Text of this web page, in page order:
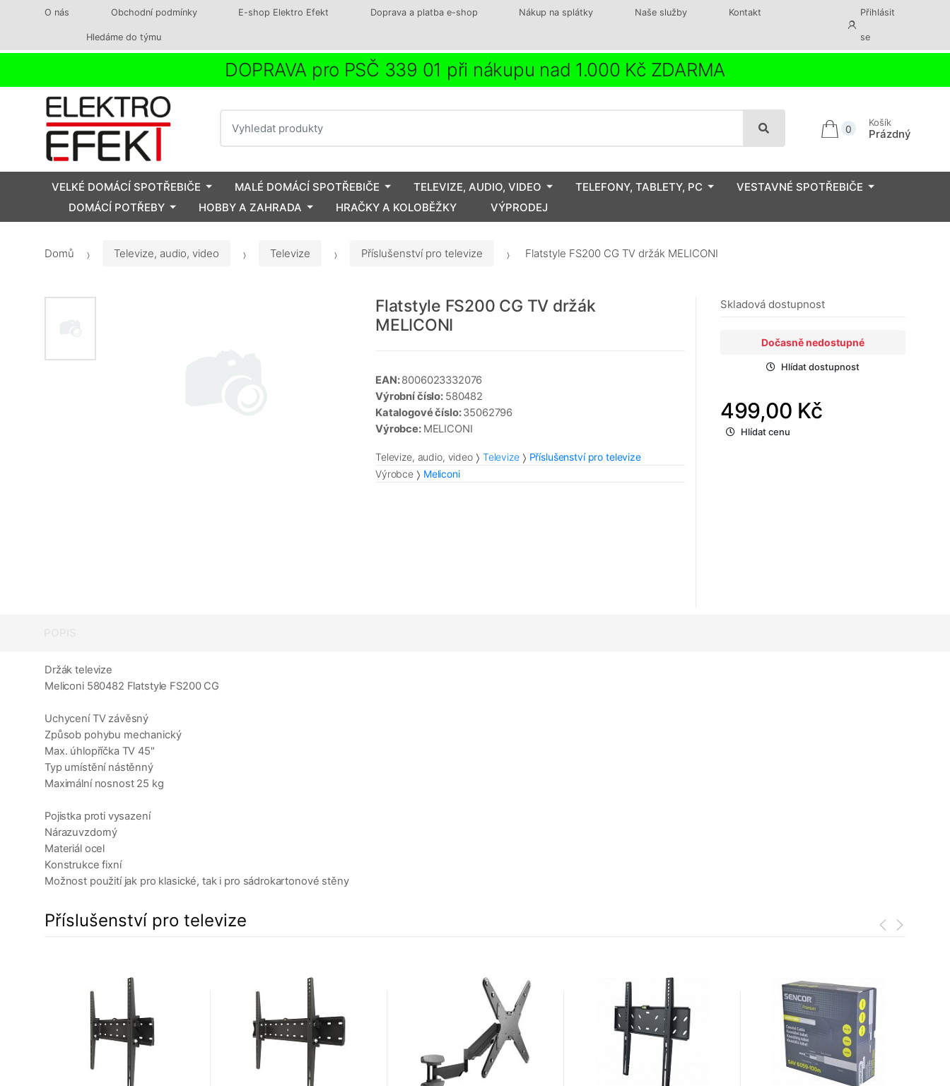
O nás Obchodní podmínky E-shop Elektro Efekt Doprava a platba e-shop Nákup na splátky Naše služby Kontakt
Hledáme do týmu
Přihlásit
se
DOPRAVA pro PSČ 339 01 při nákupu nad 1.000 Kč ZDARMA
0
Košík
Prázdný
VELKÉ DOMÁCÍ SPOTŘEBIČE MALÉ DOMÁCÍ SPOTŘEBIČE TELEVIZE, AUDIO, VIDEO TELEFONY, TABLETY, PC
VESTAVNÉ SPOTŘEBIČE
DOMÁCÍ POTŘEBY
HOBBY A ZAHRADA HRAČKY A KOLOBĚŽKY VÝPRODEJ
Domů Televize, audio, video Televize Příslušenství pro televize Flatstyle FS200 CG TV držák MELICONI
Flatstyle FS200 CG TV držák
MELICONI
EAN:8006023332076
Výrobní číslo: 580482
Katalogové číslo:35062796
Výrobce: MELICONI
Televize, audio, video Televize
Příslušenství pro televize
Výrobce
Meliconi
Skladová dostupnost
Dočasně nedostupné
Hlídat dostupnost
499,00 Kč
Hlídat cenu
Držák televize
Meliconi 580482 Flatstyle FS200 CG
Uchycení TV závěsný
Způsob pohybu mechanický
Max. úhlopříčka TV 45"
Typ umístění nástěnný
Maximální nosnost 25 kg
Pojistka proti vysazení
Nárazuvzdorný
Materiál ocel
Konstrukce fixní
Možnost použití jak pro klasické, tak i pro sádrokartonové stěny
Příslušenství pro televize